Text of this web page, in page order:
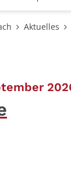
Aktuelles